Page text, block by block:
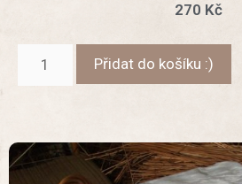
270 Kč
Přidat do košíku :)